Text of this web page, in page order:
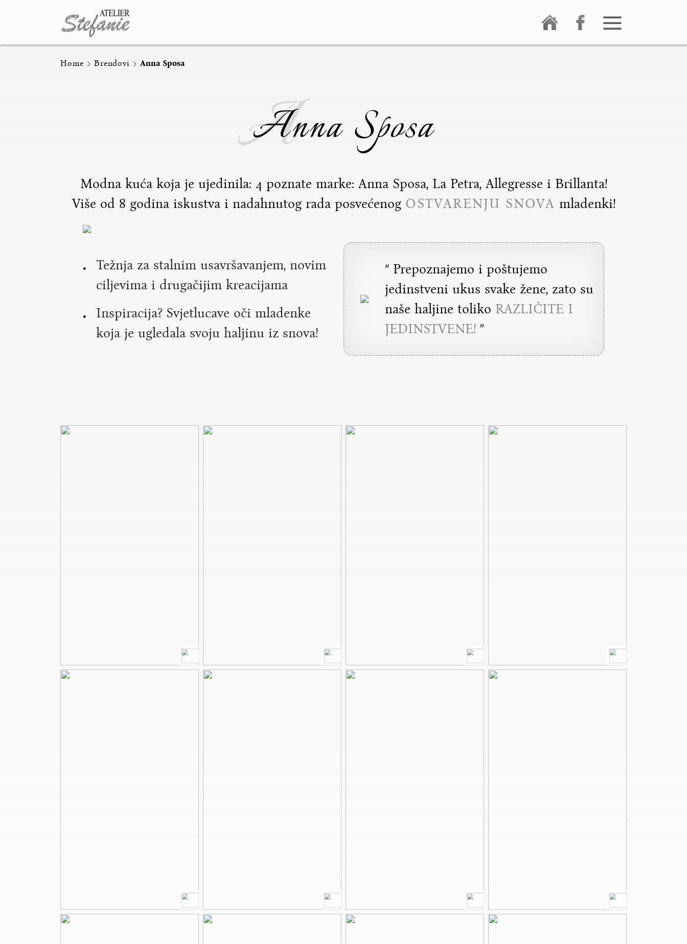
Home Brendovi Anna Sposa
A
Anna Sposa
Modna kuća koja je ujedinila: 4 poznate marke: Anna Sposa, La Petra, Allegresse i Brillanta!
Više od 8 godina iskustva i nadahnutog rada posvećenog OSTVARENJU SNOVA mladenki!
Težnja za stalnim usavršavanjem, novim
ciljevima i drugačijim kreacijama
Inspiracija? Svjetlucave oči mladenke
koja je ugledala svoju haljinu iz snova!
“ Prepoznajemo i poštujemo
jedinstveni ukus svake žene, zato su
naše haljine toliko RAZLIČITE I
JEDINSTVENE! ”